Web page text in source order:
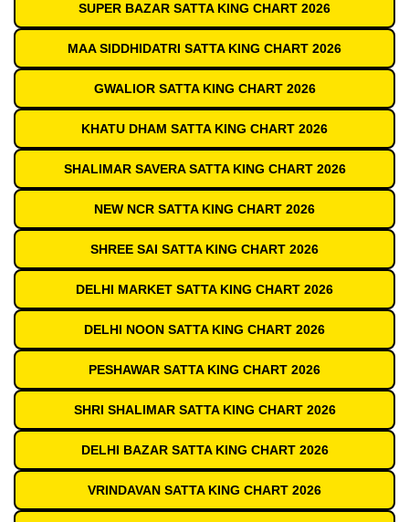
SUPER BAZAR SATTA KING CHART 2026
MAA SIDDHIDATRI SATTA KING CHART 2026
GWALIOR SATTA KING CHART 2026
KHATU DHAM SATTA KING CHART 2026
SHALIMAR SAVERA SATTA KING CHART 2026
NEW NCR SATTA KING CHART 2026
SHREE SAI SATTA KING CHART 2026
DELHI MARKET SATTA KING CHART 2026
DELHI NOON SATTA KING CHART 2026
PESHAWAR SATTA KING CHART 2026
SHRI SHALIMAR SATTA KING CHART 2026
DELHI BAZAR SATTA KING CHART 2026
VRINDAVAN SATTA KING CHART 2026